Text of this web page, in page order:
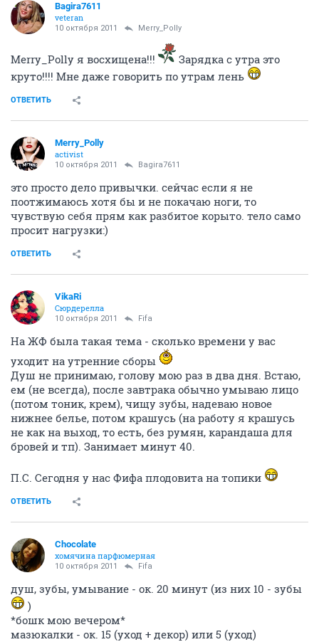
Bagira7611
veteran
10 октября 2011 Merry_Polly
Merry_Polly я восхищена!!!
Зарядка с утра это
круто!!!! Мне даже говорить по утрам лень
ОТВЕТИТЬ
Merry_Polly
activist
10 октября 2011 Bagira7611
это просто дело привычки. сейчас если я не
поотжимаюсь хотя бы и не покачаю ноги, то
чувствую себя прям как разбитое корыто. тело само
просит нагрузки:)
ОТВЕТИТЬ
VikaRi
Сюрдерелла
10 октября 2011 Fifa
На ЖФ была такая тема - сколько времени у вас
уходит на утренние сборы
Душ не принимаю, голову мою раз в два дня. Встаю,
ем (не всегда), после завтрака обычно умываю лицо
(потом тоник, крем), чищу зубы, надеваю новое
нижнее белье, потом крашусь (на работу я крашусь
не как на выход, то есть, без румян, карандаша для
бровей и тп). Занимает минут 40.
П.С. Сегодня у нас Фифа плодовита на топики
ОТВЕТИТЬ
Chocolate
хомячина парфюмерная
10 октября 2011 Fifa
душ, зубы, умывание - ок. 20 минут (из них 10 - зубы
)
*бошк мою вечером*
мазюкалки - ок. 15 (уход + декор) или 5 (уход)